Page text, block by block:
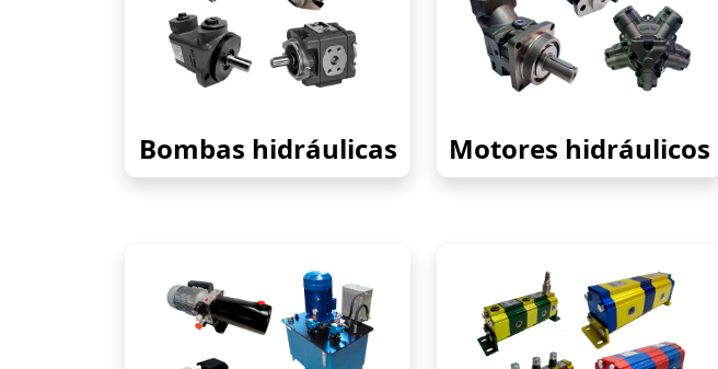
Bombas hidráulicas Motores hidráulicos